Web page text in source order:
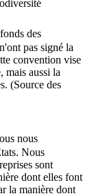
des
pas signé la
convention vise
mais aussi la
(Source des
nous
Nous
sont
dont elles font
la manière dont